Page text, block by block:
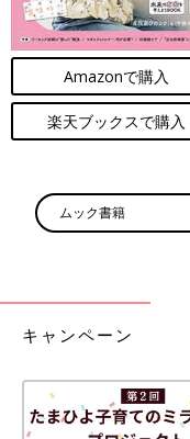
オレンジがコーデ
なカーディガン
Amazonで購入
楽天ブックスで購入
ムック書籍
キャンペーン